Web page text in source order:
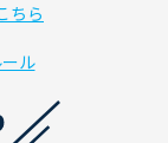
ちら
ル